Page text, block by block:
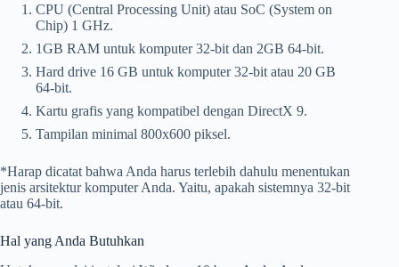
CPU (Central Processing Unit) atau SoC (System on
Chip) 1 GHz.
1GB RAM untuk komputer 32-bit dan 2GB 64-bit.
Hard drive 16 GB untuk komputer 32-bit atau 20 GB
64-bit.
Kartu grafis yang kompatibel dengan DirectX 9.
Tampilan minimal 800x600 piksel.
*Harap dicatat bahwa Anda harus terlebih dahulu menentukan
jenis arsitektur komputer Anda. Yaitu, apakah sistemnya 32-bit
atau 64-bit.
Hal yang Anda Butuhkan